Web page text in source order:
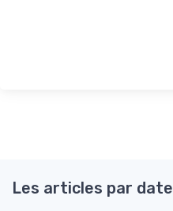
Les articles par date